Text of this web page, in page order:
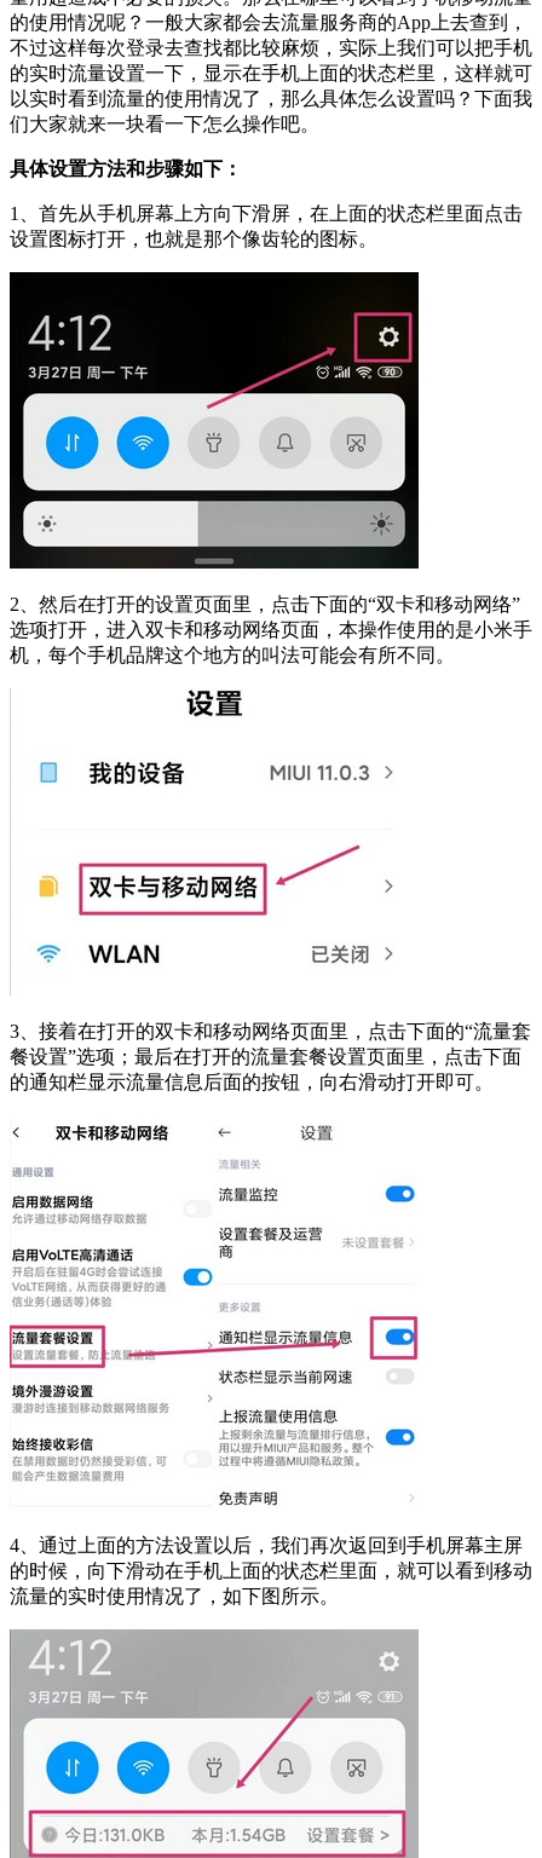
的使用情况呢？一般大家都会去流量服务商的App上去查到，
不过这样每次登录去查找都比较麻烦，实际上我们可以把手机
的实时流量设置一下，显示在手机上面的状态栏里，这样就可
以实时看到流量的使用情况了，那么具体怎么设置吗？下面我
们大家就来一块看一下怎么操作吧。
具体设置方法和步骤如下：
1、首先从手机屏幕上方向下滑屏，在上面的状态栏里面点击
设置图标打开，也就是那个像齿轮的图标。
2、然后在打开的设置页面里，点击下面的“双卡和移动网络”
选项打开，进入双卡和移动网络页面，本操作使用的是小米手
机，每个手机品牌这个地方的叫法可能会有所不同。
3、接着在打开的双卡和移动网络页面里，点击下面的“流量套
餐设置”选项；最后在打开的流量套餐设置页面里，点击下面
的通知栏显示流量信息后面的按钮，向右滑动打开即可。
4、通过上面的方法设置以后，我们再次返回到手机屏幕主屏
的时候，向下滑动在手机上面的状态栏里面，就可以看到移动
流量的实时使用情况了，如下图所示。